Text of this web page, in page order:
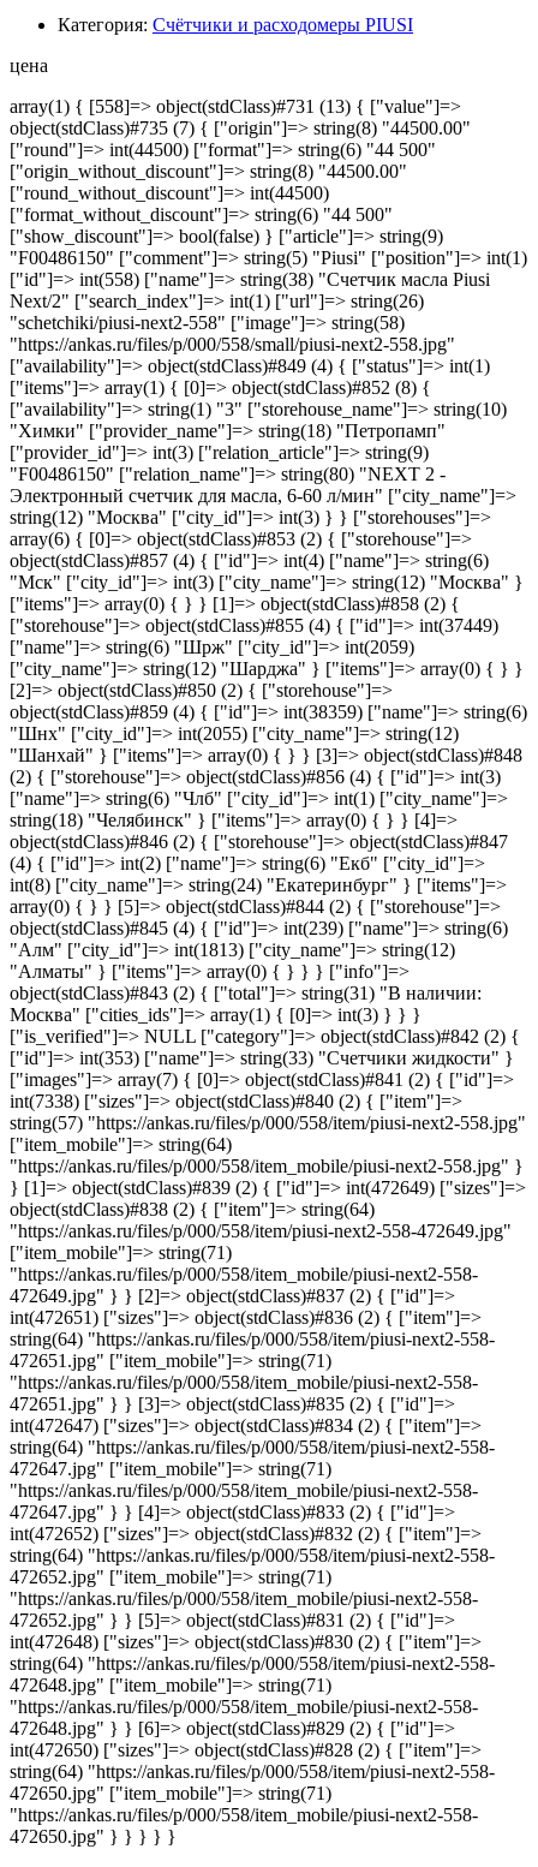
Категория: Счётчики и расходомеры PIUSI
цена
array(1) { [558]=> object(stdClass)#731 (13) { ["value"]=>
object(stdClass)#735 (7) { ["origin"]=> string(8) "44500.00"
["round"]=> int(44500) ["format"]=> string(6) "44 500"
["origin_without_discount"]=> string(8) "44500.00"
["round_without_discount"]=> int(44500)
["format_without_discount"]=> string(6) "44 500"
["show_discount"]=> bool(false) } ["article"]=> string(9)
"F00486150" ["comment"]=> string(5) "Piusi" ["position"]=> int(1)
["id"]=> int(558) ["name"]=> string(38) "Счетчик масла Piusi
Next/2" ["search_index"]=> int(1) ["url"]=> string(26)
"schetchiki/piusi-next2-558" ["image"]=> string(58)
"https://ankas.ru/files/p/000/558/small/piusi-next2-558.jpg"
["availability"]=> object(stdClass)#849 (4) { ["status"]=> int(1)
["items"]=> array(1) { [0]=> object(stdClass)#852 (8) {
["availability"]=> string(1) "3" ["storehouse_name"]=> string(10)
"Химки" ["provider_name"]=> string(18) "Петропамп"
["provider_id"]=> int(3) ["relation_article"]=> string(9)
"F00486150" ["relation_name"]=> string(80) "NEXT 2 -
Электронный счетчик для масла, 6-60 л/мин" ["city_name"]=>
string(12) "Москва" ["city_id"]=> int(3) } } ["storehouses"]=>
array(6) { [0]=> object(stdClass)#853 (2) { ["storehouse"]=>
object(stdClass)#857 (4) { ["id"]=> int(4) ["name"]=> string(6)
"Мск" ["city_id"]=> int(3) ["city_name"]=> string(12) "Москва" }
["items"]=> array(0) { } } [1]=> object(stdClass)#858 (2) {
["storehouse"]=> object(stdClass)#855 (4) { ["id"]=> int(37449)
["name"]=> string(6) "Шрж" ["city_id"]=> int(2059)
["city_name"]=> string(12) "Шарджа" } ["items"]=> array(0) { } }
[2]=> object(stdClass)#850 (2) { ["storehouse"]=>
object(stdClass)#859 (4) { ["id"]=> int(38359) ["name"]=> string(6)
"Шнх" ["city_id"]=> int(2055) ["city_name"]=> string(12)
"Шанхай" } ["items"]=> array(0) { } } [3]=> object(stdClass)#848
(2) { ["storehouse"]=> object(stdClass)#856 (4) { ["id"]=> int(3)
["name"]=> string(6) "Члб" ["city_id"]=> int(1) ["city_name"]=>
string(18) "Челябинск" } ["items"]=> array(0) { } } [4]=>
object(stdClass)#846 (2) { ["storehouse"]=> object(stdClass)#847
(4) { ["id"]=> int(2) ["name"]=> string(6) "Екб" ["city_id"]=>
int(8) ["city_name"]=> string(24) "Екатеринбург" } ["items"]=>
array(0) { } } [5]=> object(stdClass)#844 (2) { ["storehouse"]=>
object(stdClass)#845 (4) { ["id"]=> int(239) ["name"]=> string(6)
"Алм" ["city_id"]=> int(1813) ["city_name"]=> string(12)
"Алматы" } ["items"]=> array(0) { } } } ["info"]=>
object(stdClass)#843 (2) { ["total"]=> string(31) "В наличии:
Москва" ["cities_ids"]=> array(1) { [0]=> int(3) } } }
["is_verified"]=> NULL ["category"]=> object(stdClass)#842 (2) {
["id"]=> int(353) ["name"]=> string(33) "Счетчики жидкости" }
["images"]=> array(7) { [0]=> object(stdClass)#841 (2) { ["id"]=>
int(7338) ["sizes"]=> object(stdClass)#840 (2) { ["item"]=>
string(57) "https://ankas.ru/files/p/000/558/item/piusi-next2-558.jpg"
["item_mobile"]=> string(64)
"https://ankas.ru/files/p/000/558/item_mobile/piusi-next2-558.jpg" }
} [1]=> object(stdClass)#839 (2) { ["id"]=> int(472649) ["sizes"]=>
object(stdClass)#838 (2) { ["item"]=> string(64)
"https://ankas.ru/files/p/000/558/item/piusi-next2-558-472649.jpg"
["item_mobile"]=> string(71)
"https://ankas.ru/files/p/000/558/item_mobile/piusi-next2-558-
472649.jpg" } } [2]=> object(stdClass)#837 (2) { ["id"]=>
int(472651) ["sizes"]=> object(stdClass)#836 (2) { ["item"]=>
string(64) "https://ankas.ru/files/p/000/558/item/piusi-next2-558-
472651.jpg" ["item_mobile"]=> string(71)
"https://ankas.ru/files/p/000/558/item_mobile/piusi-next2-558-
472651.jpg" } } [3]=> object(stdClass)#835 (2) { ["id"]=>
int(472647) ["sizes"]=> object(stdClass)#834 (2) { ["item"]=>
string(64) "https://ankas.ru/files/p/000/558/item/piusi-next2-558-
472647.jpg" ["item_mobile"]=> string(71)
"https://ankas.ru/files/p/000/558/item_mobile/piusi-next2-558-
472647.jpg" } } [4]=> object(stdClass)#833 (2) { ["id"]=>
int(472652) ["sizes"]=> object(stdClass)#832 (2) { ["item"]=>
string(64) "https://ankas.ru/files/p/000/558/item/piusi-next2-558-
472652.jpg" ["item_mobile"]=> string(71)
"https://ankas.ru/files/p/000/558/item_mobile/piusi-next2-558-
472652.jpg" } } [5]=> object(stdClass)#831 (2) { ["id"]=>
int(472648) ["sizes"]=> object(stdClass)#830 (2) { ["item"]=>
string(64) "https://ankas.ru/files/p/000/558/item/piusi-next2-558-
472648.jpg" ["item_mobile"]=> string(71)
"https://ankas.ru/files/p/000/558/item_mobile/piusi-next2-558-
472648.jpg" } } [6]=> object(stdClass)#829 (2) { ["id"]=>
int(472650) ["sizes"]=> object(stdClass)#828 (2) { ["item"]=>
string(64) "https://ankas.ru/files/p/000/558/item/piusi-next2-558-
472650.jpg" ["item_mobile"]=> string(71)
"https://ankas.ru/files/p/000/558/item_mobile/piusi-next2-558-
472650.jpg" } } } } }